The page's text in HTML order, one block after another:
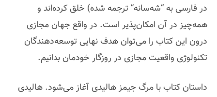
در فارسی به “شه‌سانه” ترجمه شده) خلق کرده‌اند و
همه‌چیز در آن امکان‌پذیر است. در واقع جهان مجازی
درون این کتاب را می‌توان هدف نهایی توسعه‌دهندگان
تکنولوژی واقعیت مجازی در روزگار خودمان بدانیم.
داستان کتاب با مرگ جیمز هالیدی آغاز می‌شود. هالیدی